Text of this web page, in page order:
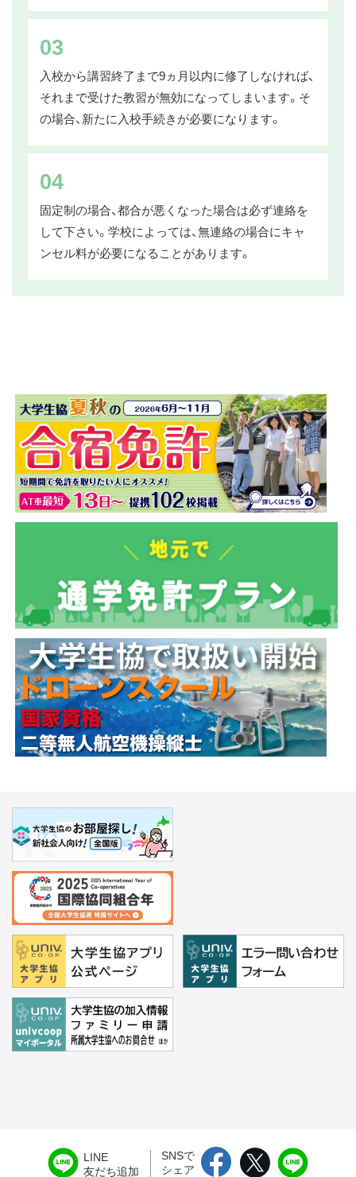
03
入校から講習終了まで9ヵ月以内に修了しなければ、
それまで受けた教習が無効になってしまいます。そ
の場合、新たに入校手続きが必要になります。
04
固定制の場合、都合が悪くなった場合は必ず連絡を
して下さい。学校によっては、無連絡の場合にキャ
ンセル料が必要になることがあります。